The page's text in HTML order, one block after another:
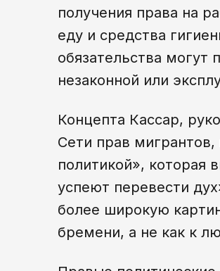
получения права на
еду и средства
обязательства
незаконной или
Концепта Кассар,
Сети прав мигрантов,
политикой», которая
успеют перевести
более широкую
бремени, а не как к